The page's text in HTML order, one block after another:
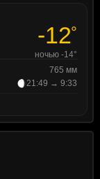
-12°
ночью -14°
765 мм
21:49 → 9:33